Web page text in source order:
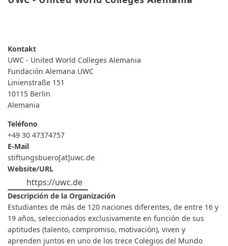
WORLD
COLLEGES
ALEMANIA
UWC - United World Colleges Alemania
Fundación Alemana UWC
Linienstraße 151
10115 Berlin
Alemania
Teléfono
+49 30 47374757
E-Mail
stiftungsbuero[at]uwc.de
Website/URL
https://uwc.de
Descripción de la Organización
Estudiantes de más de 120 naciones diferentes, de entre 16 y
19 años, seleccionados exclusivamente en función de sus
aptitudes (talento, compromiso, motivación), viven y
aprenden juntos en uno de los trece Colegios del Mundo